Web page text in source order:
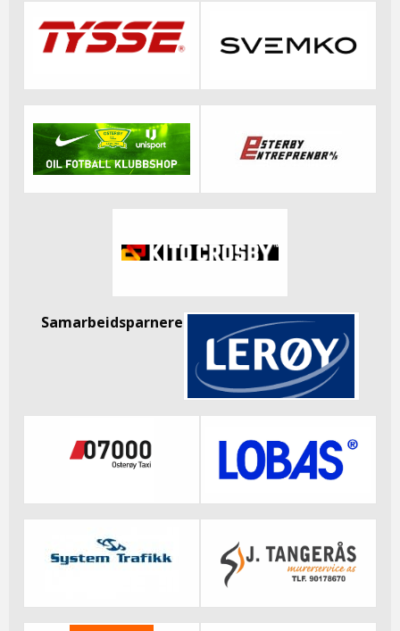
Samarbeidsparnere